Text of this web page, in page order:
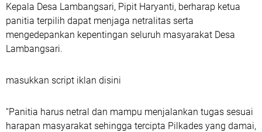
Kepala Desa Lambangsari, Pipit Haryanti, berharap ketua
panitia terpilih dapat menjaga netralitas serta
mengedepankan kepentingan seluruh masyarakat Desa
Lambangsari.
masukkan script iklan disini
“Panitia harus netral dan mampu menjalankan tugas sesuai
harapan masyarakat sehingga tercipta Pilkades yang damai,